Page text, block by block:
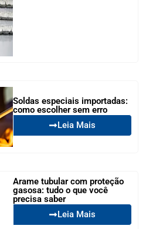
Soldas especiais importadas:
como escolher sem erro
Leia Mais
Arame tubular com proteção
gasosa: tudo o que você
precisa saber
Leia Mais